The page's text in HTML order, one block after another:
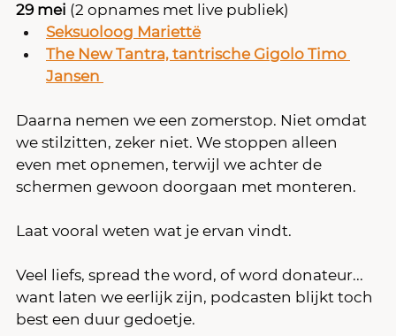
29 mei (2 opnames met live publiek)
Seksuoloog Mariettë
The New Tantra, tantrische Gigolo Timo
Jansen
Daarna nemen we een zomerstop. Niet omdat
we stilzitten, zeker niet. We stoppen alleen
even met opnemen, terwijl we achter de
schermen gewoon doorgaan met monteren.
Laat vooral weten wat je ervan vindt.
Veel liefs, spread the word, of word donateur...
want laten we eerlijk zijn, podcasten blijkt toch
best een duur gedoetje.